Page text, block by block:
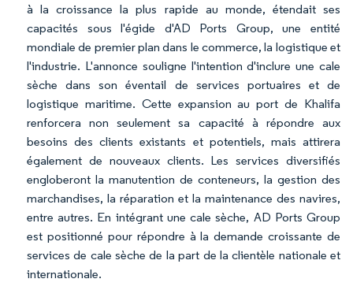
à la croissance la plus rapide au monde, étendait ses
capacités sous l'égide d'AD Ports Group, une entité
mondiale de premier plan dans le commerce, la logistique et
l'industrie. L'annonce souligne l'intention d'inclure une cale
sèche dans son éventail de services portuaires et de
logistique maritime. Cette expansion au port de Khalifa
renforcera non seulement sa capacité à répondre aux
besoins des clients existants et potentiels, mais attirera
également de nouveaux clients. Les services diversifiés
engloberont la manutention de conteneurs, la gestion des
marchandises, la réparation et la maintenance des navires,
entre autres. En intégrant une cale sèche, AD Ports Group
est positionné pour répondre à la demande croissante de
services de cale sèche de la part de la clientèle nationale et
internationale.